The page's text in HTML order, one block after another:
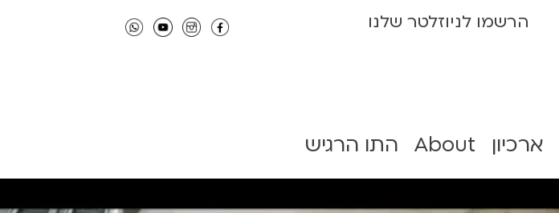
הרשמו לניוזלטר שלנו
ארכיון About התו הרגיש